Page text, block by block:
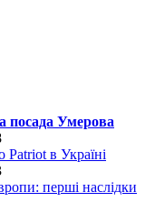
посада Умерова
Patriot в Україні
перші наслідки